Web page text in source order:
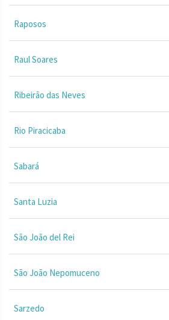
Raposos
Raul Soares
Ribeirão das Neves
Rio Piracicaba
Sabará
Santa Luzia
São João del Rei
São João Nepomuceno
Sarzedo